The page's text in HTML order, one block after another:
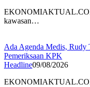
kawasan…
Ada Agenda Medis, Rudy
Pemeriksaan KPK
Headline09/08/2026